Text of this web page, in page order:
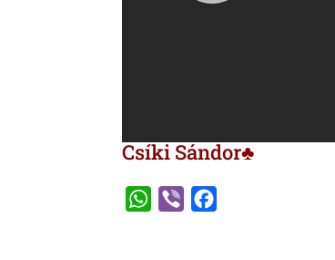
Csíki Sándor♣
W